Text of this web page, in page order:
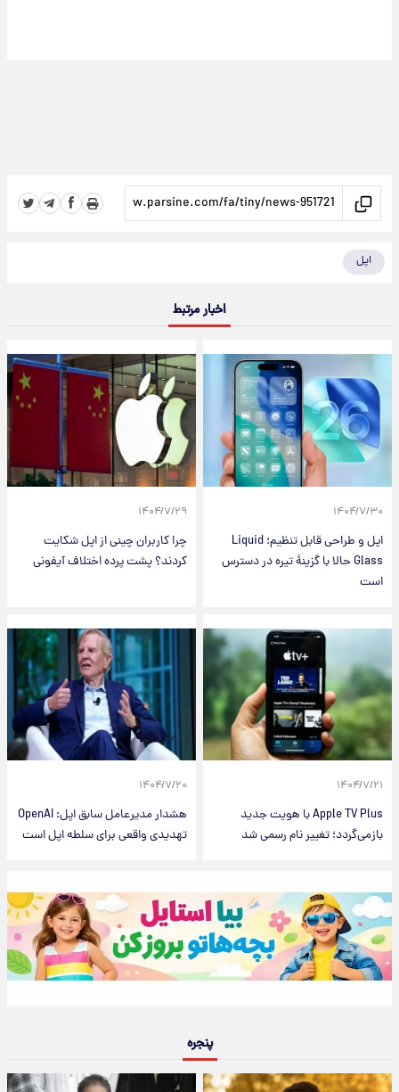
اپل
اخبار مرتبط
۱۴۰۴/۷/۳۰
اپل و طراحی قابل تنظیم؛ Liquid
Glass حالا با گزینهٔ تیره در دسترس
است
۱۴۰۴/۷/۲۹
چرا کاربران چینی از اپل شکایت
کردند؟ پشت پرده اختلاف آیفونی
۱۴۰۴/۷/۲۱
Apple TV Plus با هویت جدید
بازمی‌گردد؛ تغییر نام رسمی شد
۱۴۰۴/۷/۲۰
هشدار مدیرعامل سابق اپل: OpenAI
تهدیدی واقعی برای سلطه اپل است
پنجره